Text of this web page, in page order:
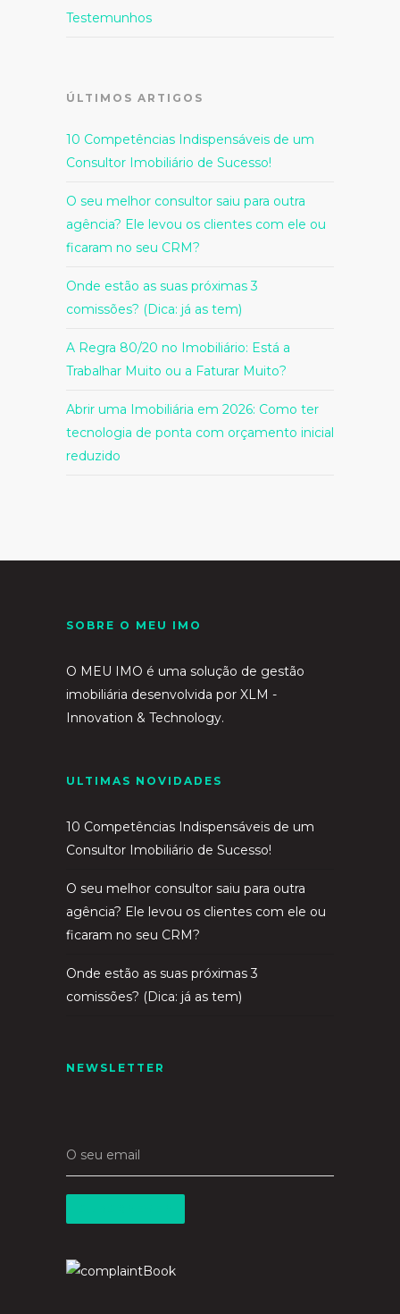
Testemunhos
ÚLTIMOS ARTIGOS
10 Competências Indispensáveis de um
Consultor Imobiliário de Sucesso!
O seu melhor consultor saiu para outra
agência? Ele levou os clientes com ele ou
ficaram no seu CRM?
Onde estão as suas próximas 3
comissões? (Dica: já as tem)
A Regra 80/20 no Imobiliário: Está a
Trabalhar Muito ou a Faturar Muito?
Abrir uma Imobiliária em 2026: Como ter
tecnologia de ponta com orçamento inicial
reduzido
SOBRE O MEU IMO
O MEU IMO é uma solução de gestão
imobiliária desenvolvida por XLM -
Innovation & Technology.
ULTIMAS NOVIDADES
10 Competências Indispensáveis de um
Consultor Imobiliário de Sucesso!
O seu melhor consultor saiu para outra
agência? Ele levou os clientes com ele ou
ficaram no seu CRM?
Onde estão as suas próximas 3
comissões? (Dica: já as tem)
NEWSLETTER
O seu email